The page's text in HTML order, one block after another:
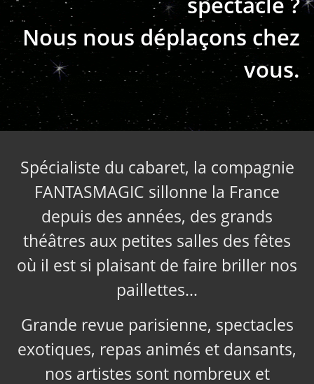
Nous nous déplaçons chez
vous.
Spécialiste du cabaret, la compagnie
FANTASMAGIC sillonne la France
depuis des années, des grands
théâtres aux petites salles des fêtes
où il est si plaisant de faire briller nos
paillettes…
Grande revue parisienne, spectacles
exotiques, repas animés et dansants,
nos artistes sont nombreux et